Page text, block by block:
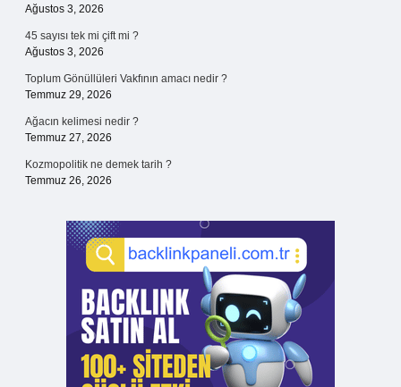
Ağustos 3, 2026
45 sayısı tek mi çift mi ?
Ağustos 3, 2026
Toplum Gönüllüleri Vakfının amacı nedir ?
Temmuz 29, 2026
Ağacın kelimesi nedir ?
Temmuz 27, 2026
Kozmopolitik ne demek tarih ?
Temmuz 26, 2026